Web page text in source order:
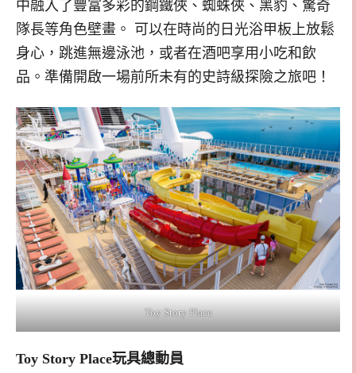
中融入了豐富多彩的鋼鐵俠、蜘蛛俠、黑豹、驚奇
隊長等角色壁畫。 可以在時尚的日光浴甲板上放鬆
身心，跳進無邊泳池，或者在酒吧享用小吃和飲
品。準備開啟一場前所未有的史詩級探險之旅吧！
Toy Story Place
Toy Story Place玩具總動員